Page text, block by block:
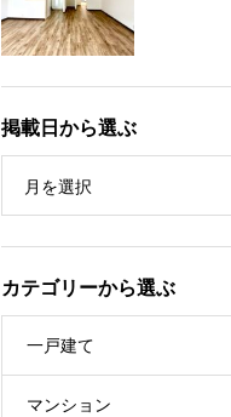
掲載日から選ぶ
月を選択
カテゴリーから選ぶ
一戸建て
マンション